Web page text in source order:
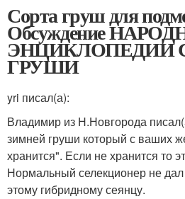
Сорта груш для
Обсуждение
ЭНЦИКЛОПЕДИИ
ГРУШИ
yri писал(а):
Владимир из Н.Новгорода
зимней груши который с ваших
хранится". Если не хранится то
Нормальный селекционер не
этому гибридному сеянцу.